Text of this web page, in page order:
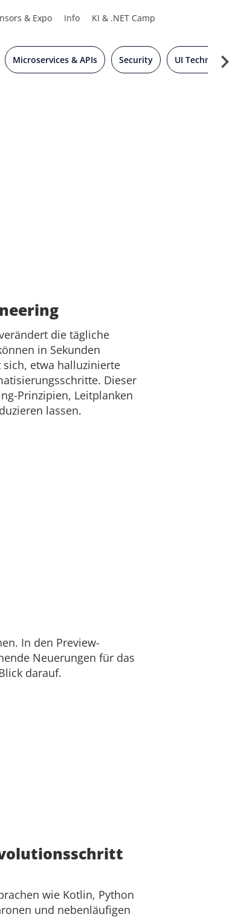
& Expo Info KI & .NET Camp
Microservices & APIs Security UI Technology
die tägliche
in Sekunden
etwa halluzinierte
Dieser
Prinzipien, Leitplanken
lassen.
In den Preview-
Neuerungen für das
darauf.
wie Kotlin, Python
und nebenläufigen